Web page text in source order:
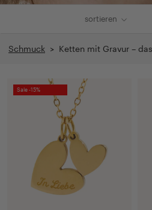
sortieren
Schmuck > Ketten mit Gravur –
Sale -15%